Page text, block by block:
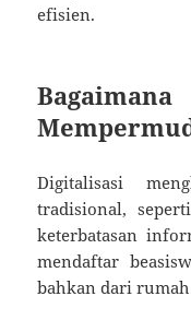
efisien.
Digitalisasi
tradisional,
keterbatasan
mendaftar
bahkan dari